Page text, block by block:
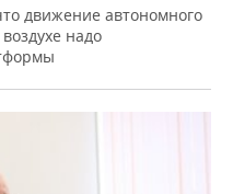
движение автономного
надо